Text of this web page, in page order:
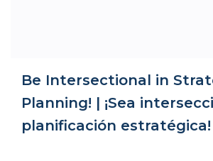
Be Intersectional in
Planning! | ¡Sea
planificación estratégica!